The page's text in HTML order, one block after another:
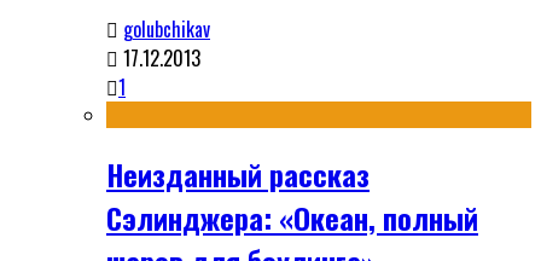
golubchikav
17.12.2013
1
Неизданный рассказ
Сэлинджера: «Океан, полный